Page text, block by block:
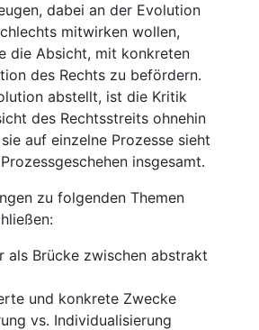
dabei an der Evolution
mitwirken wollen,
die Absicht, mit konkreten
des Rechts zu befördern.
abstellt, ist die Kritik
des Rechtsstreits ohnehin
auf einzelne Prozesse sieht
insgesamt.
zu folgenden Themen
als Brücke zwischen abstrakt
und konkrete Zwecke
vs. Individualisierung